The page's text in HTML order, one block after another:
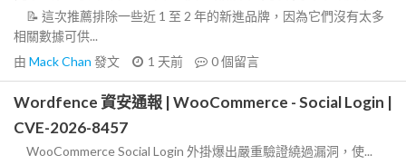
📝 這次推薦排除一些近 1 至 2 年的新進品牌，因為它們沒有太多
相關數據可供...
由 Mack Chan 發文 1 天前 0個留言
Wordfence 資安通報 | WooCommerce - Social Login |
CVE-2026-8457
WooCommerce Social Login 外掛爆出嚴重驗證繞過漏洞，使...